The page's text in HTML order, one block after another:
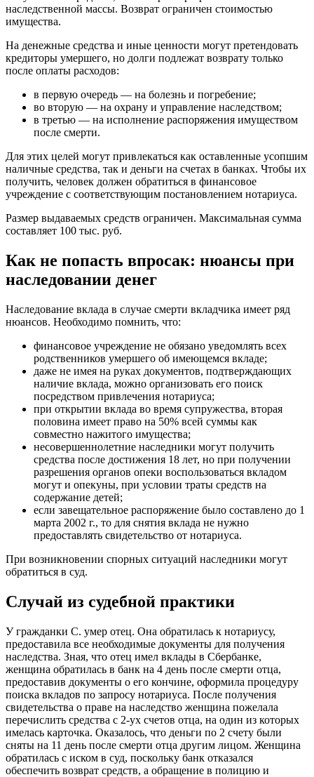
наследственной массы. Возврат ограничен стоимостью
имущества.
На денежные средства и иные ценности могут претендовать
кредиторы умершего, но долги подлежат возврату только
после оплаты расходов:
в первую очередь — на болезнь и погребение;
во вторую — на охрану и управление наследством;
в третью — на исполнение распоряжения имуществом
после смерти.
Для этих целей могут привлекаться как оставленные усопшим
наличные средства, так и деньги на счетах в банках. Чтобы их
получить, человек должен обратиться в финансовое
учреждение с соответствующим постановлением нотариуса.
Размер выдаваемых средств ограничен. Максимальная сумма
составляет 100 тыс. руб.
Как не попасть впросак: нюансы при
наследовании денег
Наследование вклада в случае смерти вкладчика имеет ряд
нюансов. Необходимо помнить, что:
финансовое учреждение не обязано уведомлять всех
родственников умершего об имеющемся вкладе;
даже не имея на руках документов, подтверждающих
наличие вклада, можно организовать его поиск
посредством привлечения нотариуса;
при открытии вклада во время супружества, вторая
половина имеет право на 50% всей суммы как
совместно нажитого имущества;
несовершеннолетние наследники могут получить
средства после достижения 18 лет, но при получении
разрешения органов опеки воспользоваться вкладом
могут и опекуны, при условии траты средств на
содержание детей;
если завещательное распоряжение было составлено до 1
марта 2002 г., то для снятия вклада не нужно
предоставлять свидетельство от нотариуса.
При возникновении спорных ситуаций наследники могут
обратиться в суд.
Случай из судебной практики
У гражданки С. умер отец. Она обратилась к нотариусу,
предоставила все необходимые документы для получения
наследства. Зная, что отец имел вклады в Сбербанке,
женщина обратилась в банк на 4 день после смерти отца,
предоставив документы о его кончине, оформила процедуру
поиска вкладов по запросу нотариуса. После получения
свидетельства о праве на наследство женщина пожелала
перечислить средства с 2-ух счетов отца, на один из которых
имелась карточка. Оказалось, что деньги по 2 счету были
сняты на 11 день после смерти отца другим лицом. Женщина
обратилась с иском в суд, поскольку банк отказался
обеспечить возврат средств, а обращение в полицию и